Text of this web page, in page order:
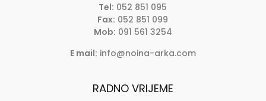
Tel: 052 851 095
Fax: 052 851 099
Mob: 091 561 3254
E mail: info@noina-arka.com
RADNO VRIJEME